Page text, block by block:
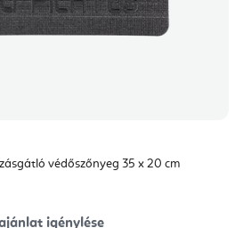
védőszőnyeg 35 x 20 cm
igénylése